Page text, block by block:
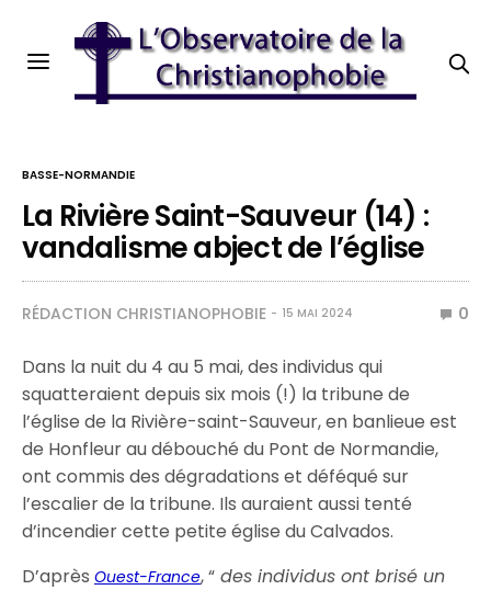
BASSE-NORMANDIE
La Rivière Saint-Sauveur (14) :
vandalisme abject de l’église
RÉDACTION CHRISTIANOPHOBIE 15 MAI 2024 0
Dans la nuit du 4 au 5 mai, des individus qui
squatteraient depuis six mois (!) la tribune de
l’église de la Rivière-saint-Sauveur, en banlieue est
de Honfleur au débouché du Pont de Normandie,
ont commis des dégradations et déféqué sur
l’escalier de la tribune. Ils auraient aussi tenté
d’incendier cette petite église du Calvados.
D’aprèsOuest-France, “ des individus ont brisé un